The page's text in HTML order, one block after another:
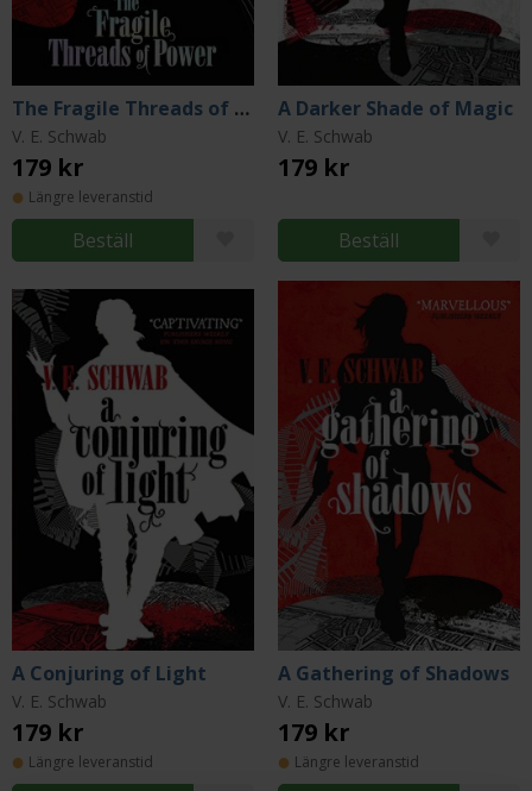
The Fragile Threads of Power
V. E. Schwab
179 kr
Längre leveranstid
Beställ
A Darker Shade of Magic
V. E. Schwab
179 kr
Beställ
A Conjuring of Light
V. E. Schwab
179 kr
Längre leveranstid
A Gathering of Shadows
V. E. Schwab
179 kr
Längre leveranstid